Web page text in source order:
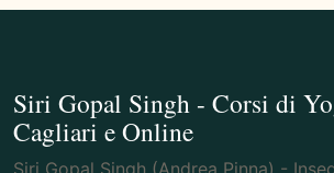
Siri Gopal Singh - Corsi di
Cagliari e Online